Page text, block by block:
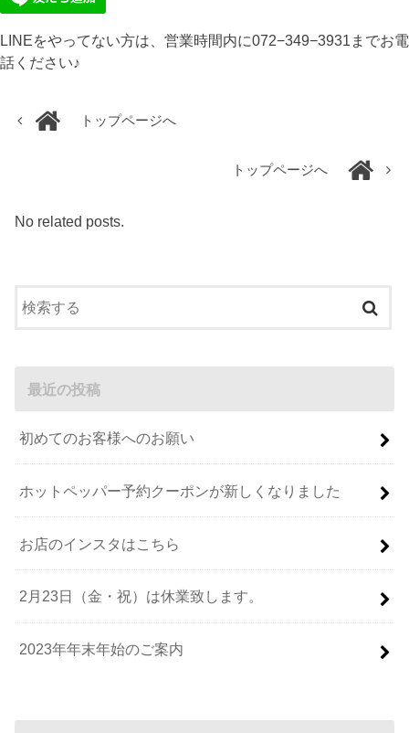
LINEをやってない方は、営業時間内に072−349−3931までお電
話ください♪
トップページへ
トップページへ
No related posts.
最近の投稿
初めてのお客様へのお願い
ホットペッパー予約クーポンが新しくなりました
お店のインスタはこちら
2月23日（金・祝）は休業致します。
2023年年末年始のご案内